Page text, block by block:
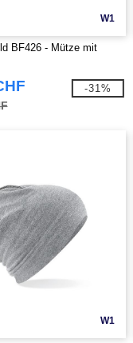
W1
BF426 - Mütze mit
-31%
W1